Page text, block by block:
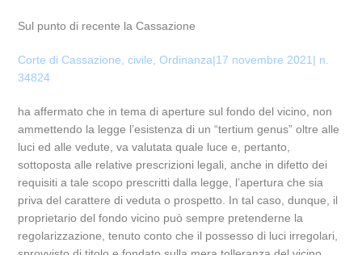
Sul punto di recente la Cassazione
Corte di Cassazione, civile, Ordinanza|17 novembre 2021| n.
34824
ha affermato che in tema di aperture sul fondo del vicino, non
ammettendo la legge l’esistenza di un “tertium genus” oltre alle
luci ed alle vedute, va valutata quale luce e, pertanto,
sottoposta alle relative prescrizioni legali, anche in difetto dei
requisiti a tale scopo prescritti dalla legge, l’apertura che sia
priva del carattere di veduta o prospetto. In tal caso, dunque, il
proprietario del fondo vicino può sempre pretenderne la
regolarizzazione, tenuto conto che il possesso di luci irregolari,